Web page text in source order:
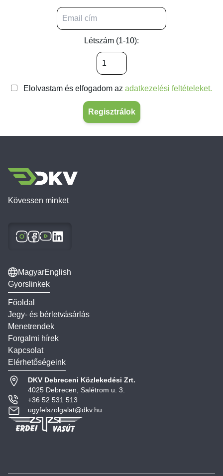
Létszám (1-10):
Elolvastam és elfogadom az adatkezelési feltételeket.
Regisztrálok
Kövessen minket
MagyarEnglish
Gyorslinkek
Főoldal
Jegy- és bérletvásárlás
Menetrendek
Forgalmi hírek
Kapcsolat
Elérhetőségeink
DKV Debreceni Közlekedési Zrt.
4025 Debrecen, Salétrom u. 3.
+36 52 531 513
ugyfelszolgalat@dkv.hu